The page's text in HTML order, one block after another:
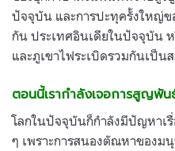
ปัจจุบัน และการปะทุครั้งใหญ่
กัน ประเทศอินเดียในปัจจุบัน
และภูเขาไฟระเบิดรวมกันเป็น
ตอนนี้เรากำลังเจอการสูญพัน
โลกในปัจจุบันก็กำลังมีปัญหาเ
ๆ เพราะการสนองตัณหาของ